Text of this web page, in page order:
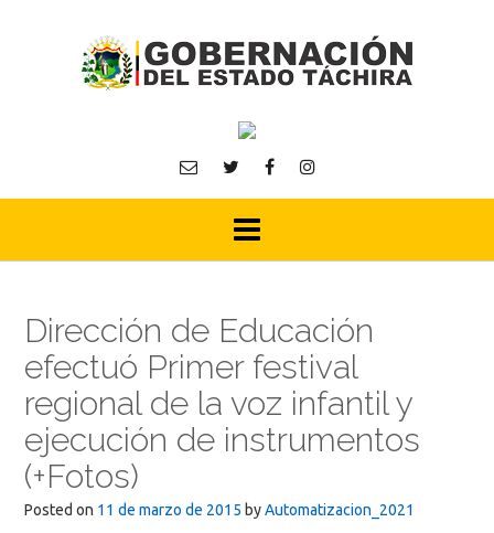
Dirección de Educación
efectuó Primer festival
regional de la voz infantil y
ejecución de instrumentos
(+Fotos)
Posted on 11 de marzo de 2015 byAutomatizacion_2021